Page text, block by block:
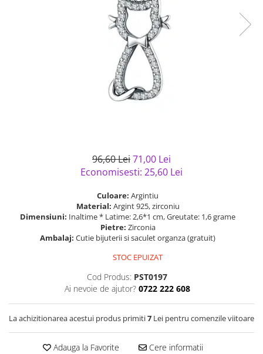
Bijuterii argint placat cu aur
Bijuterii argint cu murano
Casete si cutii de bijuterii
Solutii si lavete de curatare
96,60 Lei71,00 Lei
Economisesti: 25,60 Lei
Culoare: Argintiu
Material: Argint 925, zirconiu
Dimensiuni: Inaltime * Latime: 2,6*1 cm, Greutate: 1,6 grame
Pietre: Zirconia
Ambalaj: Cutie bijuterii si saculet organza (gratuit)
STOC EPUIZAT
Cod Produs: PST0197
Ai nevoie de ajutor? 0722 222 608
La achizitionarea acestui produs primiti7 Lei pentru comenzile viitoare
Adauga la Favorite Cere informatii